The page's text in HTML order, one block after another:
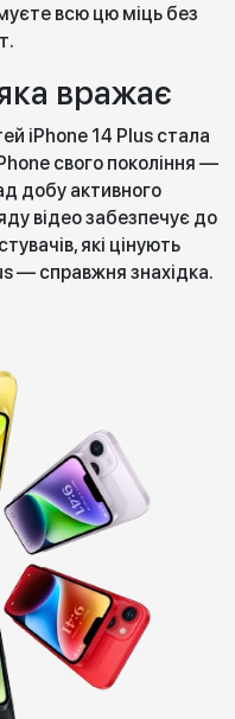
всю цю міць без
вражає
iPhone 14 Plus стала
свого покоління —
добу активного
відео забезпечує до
які цінують
— справжня знахідка.